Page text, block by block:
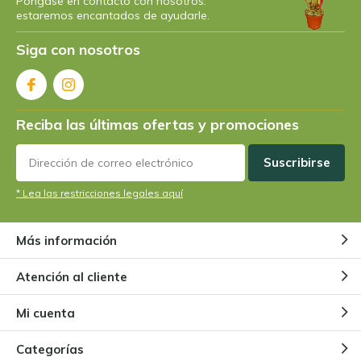
J'adore !!!
+ Bien protégé pour la livraison.
PorH.S.
5 / 5
Tolle Pflanzen und sehr gut verpackt. Bin sehr
PorVanderbist- 12-08-2023 10:11
5 / 5
J'ai reçu la plante en bon état, soigneusement
emballée, et l'ai aussitôt installée dans un de mes
terrariums. Apparemment, elle se porte très bien. Ses
!
estaremos encantados de ayudarle.
Siga con nosotros
Reciba las últimas ofertas y promociones
Suscribirse
* Lea las restricciones legales aquí
Más información
Atención al cliente
Mi cuenta
Categorías